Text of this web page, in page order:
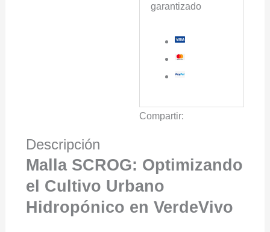
garantizado
Compartir:
Descripción
Malla SCROG: Optimizando
el Cultivo Urbano
Hidropónico en VerdeVivo